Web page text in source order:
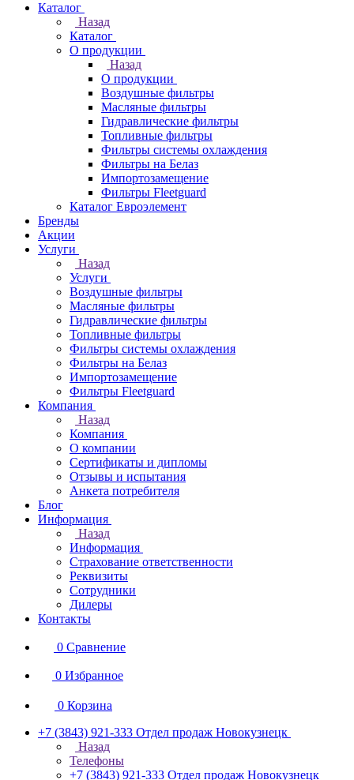
Каталог
Назад
Каталог
О продукции
Назад
О продукции
Воздушные фильтры
Масляные фильтры
Гидравлические фильтры
Топливные фильтры
Фильтры системы охлаждения
Фильтры на Белаз
Импортозамещение
Фильтры Fleetguard
Каталог Евроэлемент
Бренды
Акции
Услуги
Назад
Услуги
Воздушные фильтры
Масляные фильтры
Гидравлические фильтры
Топливные фильтры
Фильтры системы охлаждения
Фильтры на Белаз
Импортозамещение
Фильтры Fleetguard
Компания
Назад
Компания
О компании
Сертификаты и дипломы
Отзывы и испытания
Анкета потребителя
Блог
Информация
Назад
Информация
Страхование ответственности
Реквизиты
Сотрудники
Дилеры
Контакты
0 Сравнение
0 Избранное
0 Корзина
+7 (3843) 921-333 Отдел продаж Новокузнецк
Назад
Телефоны
+7 (3843) 921-333 Отдел продаж Новокузнецк